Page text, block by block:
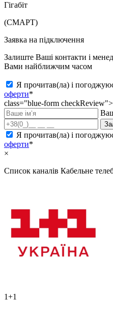
Гігабіт
(СМАРТ)
Заявка на підключення
Залиште Ваші контакти і
Вами найближчим часом
Я прочитав(ла) і
оферти*
class="blue-form checkReview">
Я прочитав(ла) і
оферти*
×
Список каналів Кабельне
1+1